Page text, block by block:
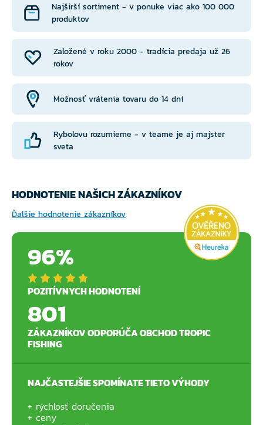
Založené v roku 2000 - tradícia predaja už 26
rokov
Možnosť vrátenia tovaru do 14 dní
Najširší sortiment - v ponuke viac ako 100 000
produktov
Rybolovu rozumieme - v teame je aj majster
sveta
HODNOTENIE NAŠICH ZÁKAZNÍKOV
Ďalšie hodnotenie zákazníkov
96%
POZITÍVNYCH HODNOTENÍ
801
ZÁKAZNÍKOV ODPORÚČA OBCHOD TROPIC
FISHING
NAJČASTEJŠIE SPOMÍNATE TIETO VÝHODY
rýchlosť doručenia
ceny